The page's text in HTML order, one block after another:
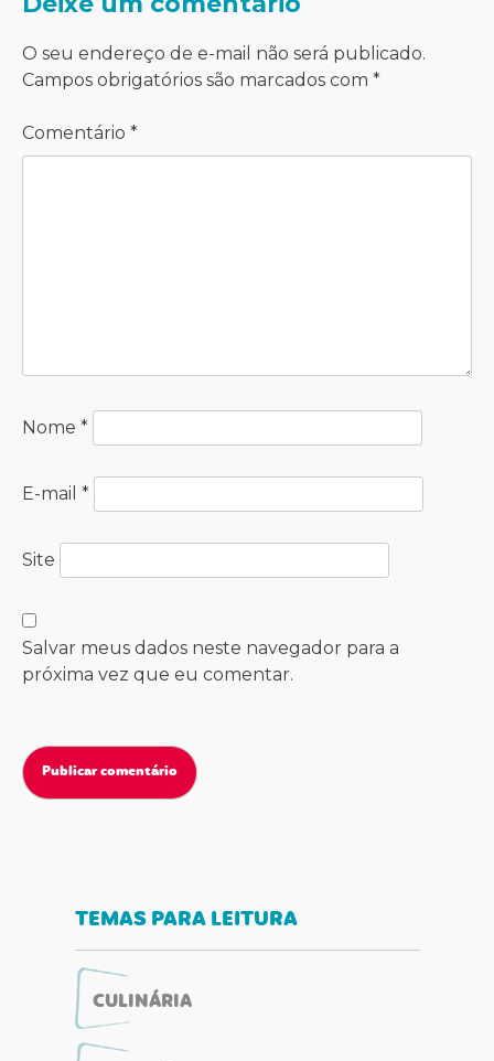
O seu endereço de e-mail não será publicado.
Campos obrigatórios são marcados com *
Comentário *
Nome *
E-mail *
Site
Salvar meus dados neste navegador para a
próxima vez que eu comentar.
TEMAS PARA LEITURA
CULINÁRIA